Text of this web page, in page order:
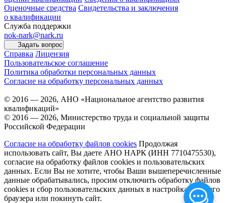
Оценочные средства Свидетельства и заключения
о квалификации
Служба поддержки
nok-nark@nark.ru
Задать вопрос
Справка Лицензия
Пользовательское соглашение
Политика обработки персональных данных
Согласие на обработку персональных данных
© 2016 — 2026, АНО «Национальное агентство развития
квалификаций»
© 2016 — 2026, Министерство труда и социальной защиты
Российской Федерации
Согласие на обработку файлов cookies Продолжая
использовать сайт, Вы даете АНО НАРК (ИНН 7710475530),
согласие на обработку файлов cookies и пользовательских
данных. Если Вы не хотите, чтобы Ваши вышеперечисленные
данные обрабатывались, просим отключить обработку файлов
cookies и сбор пользовательских данных в настройках Вашего
браузера или покинуть сайт.